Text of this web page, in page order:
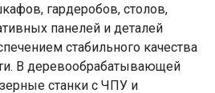
гардеробов, столов,
панелей и деталей
стабильного качества
В деревообрабатывающей
станки с ЧПУ и